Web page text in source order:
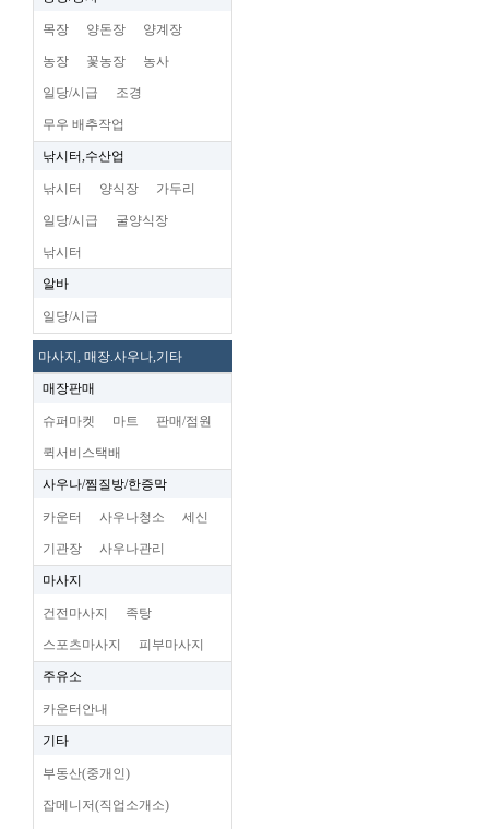
목장 양돈장 양계장
농장 꽃농장 농사
일당/시급 조경
무우 배추작업
낚시터,수산업
낚시터 양식장 가두리
일당/시급 굴양식장
낚시터
알바
일당/시급
마사지, 매장.사우나,기타
매장판매
슈퍼마켓 마트 판매/점원
퀵서비스택배
사우나/찜질방/한증막
카운터 사우나청소 세신
기관장 사우나관리
마사지
건전마사지 족탕
스포츠마사지 피부마사지
주유소
카운터안내
기타
부동산(중개인)
잡메니저(직업소개소)